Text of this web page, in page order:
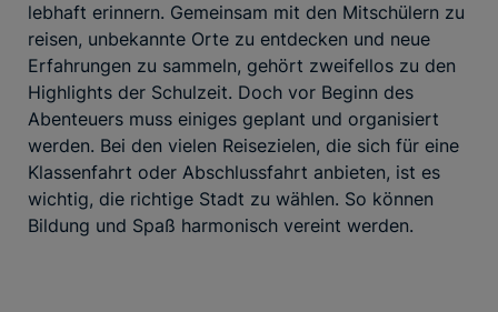
lebhaft erinnern. Gemeinsam mit den Mitschülern zu
reisen, unbekannte Orte zu entdecken und neue
Erfahrungen zu sammeln, gehört zweifellos zu den
Highlights der Schulzeit. Doch vor Beginn des
Abenteuers muss einiges geplant und organisiert
werden. Bei den vielen Reisezielen, die sich für eine
Klassenfahrt oder Abschlussfahrt anbieten, ist es
wichtig, die richtige Stadt zu wählen. So können
Bildung und Spaß harmonisch vereint werden.